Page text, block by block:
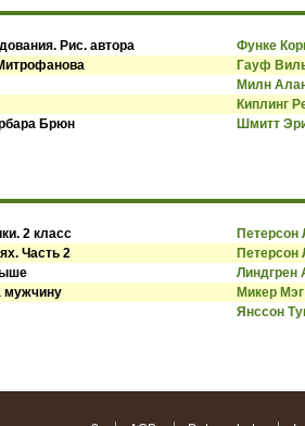
Рис. автора Функе
Гауф
Милн
Киплинг
Брюн Шмитт
2 класс Петерсон
Часть 2 Петерсон
Линдгрен
мужчину Микер Мэг
Янссон